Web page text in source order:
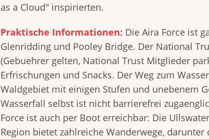
as a Cloud" inspirierten.
Praktische Informationen: Die Aira Force ist
Glenridding und Pooley Bridge. Der National
(Gebuehrer gelten, National Trust Mitglieder
Erfrischungen und Snacks. Der Weg zum
Waldgebiet mit einigen Stufen und unebenem
Wasserfall selbst ist nicht barrierefrei
Force ist auch per Boot erreichbar: Die
Region bietet zahlreiche Wanderwege,